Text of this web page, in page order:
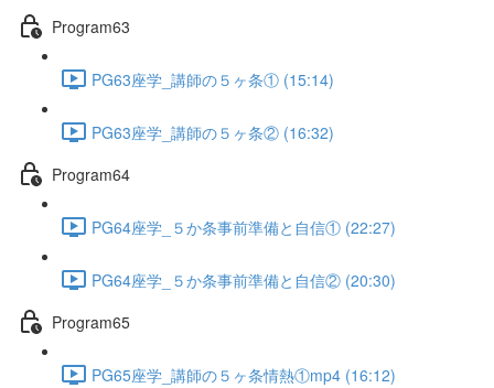
Program63
PG63座学_講師の５ヶ条① (15:14)
PG63座学_講師の５ヶ条② (16:32)
Program64
PG64座学_５か条事前準備と自信① (22:27)
PG64座学_５か条事前準備と自信② (20:30)
Program65
PG65座学_講師の５ヶ条情熱①mp4 (16:12)